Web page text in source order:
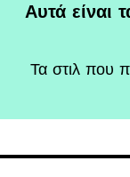
Αυτά είναι
Τα στιλ που